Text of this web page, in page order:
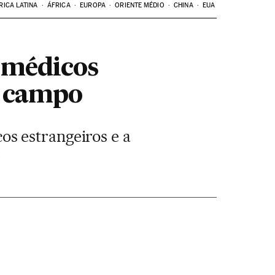
LATINA ÁFRICA EUROPA ORIENTE MÉDIO CHINA EUA
estrangeiros e a